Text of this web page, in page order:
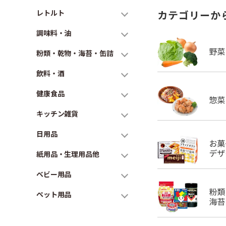
レトルト
調味料・油
粉類・乾物・海苔・缶詰
飲料・酒
健康食品
キッチン雑貨
日用品
紙用品・生理用品他
ベビー用品
ペット用品
カテゴリーか